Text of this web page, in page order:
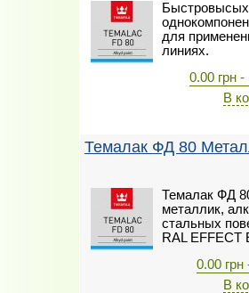
для
линиях.
0.00 грн
В
Темалак ФД 80
Темалак ФД
металлик,
стальных
RAL EFFECT
0.00 грн
В